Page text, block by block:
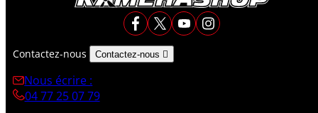
Contactez-nous Contactez-nous 
Nous écrire :
04 77 25 07 79